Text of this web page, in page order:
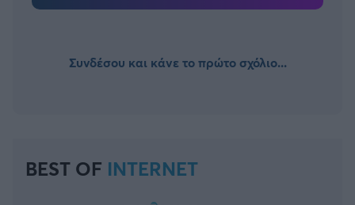
Συνδέσου και κάνε το πρώτο σχόλιο...
BEST OF INTERNET